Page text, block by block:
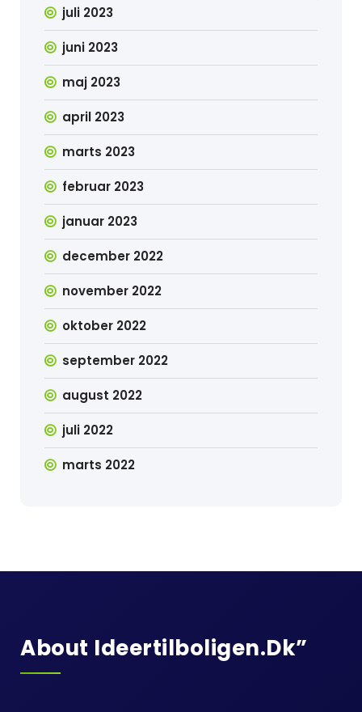
juli 2023
juni 2023
maj 2023
april 2023
marts 2023
februar 2023
januar 2023
december 2022
november 2022
oktober 2022
september 2022
august 2022
juli 2022
marts 2022
About Ideertilboligen.dk”